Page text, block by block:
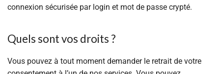
connexion sécurisée par login et mot de passe crypté.
Quels sont vos droits ?
Vous pouvez à tout moment demander le retrait de votre